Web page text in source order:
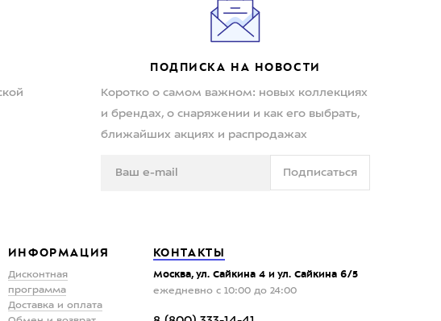
ПОДПИСКА НА НОВОСТИ
Коротко о самом важном: новых коллекциях
и брендах, о снаряжении и как его выбрать,
ближайших акциях и распродажах
Подписаться
ИНФОРМАЦИЯ
Дисконтная
программа
Доставка и оплата
КОНТАКТЫ
Москва, ул. Сайкина 4 и ул. Сайкина 6/5
ежедневно с 10:00 до 24:00